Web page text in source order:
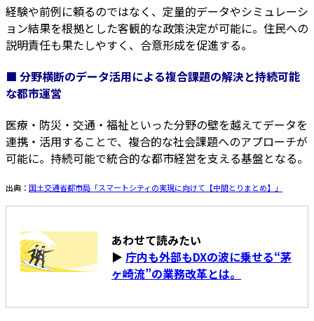
経験や前例に頼るのではなく、定量的データやシミュレーシ
ョン結果を根拠とした客観的な政策決定が可能に。住民への
説明責任も果たしやすく、合意形成を促進する。
■ 分野横断のデータ活用による複合課題の解決と持続可能
な都市運営
医療・防災・交通・福祉といった分野の壁を越えてデータを
連携・活用することで、複合的な社会課題へのアプローチが
可能に。持続可能で統合的な都市経営を支える基盤となる。
出典： 国土交通省都市局「スマートシティの実現に向けて【中間とりまとめ】」
あわせて読みたい
▶ 庁内も外部もDXの波に乗せる“茅
ヶ崎流”の業務改革とは。